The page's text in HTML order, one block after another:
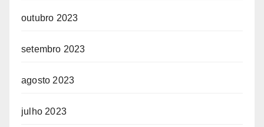
outubro 2023
setembro 2023
agosto 2023
julho 2023